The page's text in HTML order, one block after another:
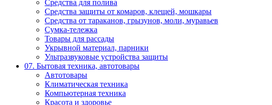
Средства для полива
Средства защиты от комаров, клещей, мошкары
Средства от тараканов, грызунов, моли, муравьев
Сумка-тележка
Товары для рассады
Укрывной материал, парники
Ультразвуковые устройства защиты
07. Бытовая техника, автотовары
Автотовары
Климатическая техника
Компьютерная техника
Красота и здоровье